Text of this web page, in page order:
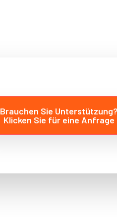
Brauchen Sie Unterstützung?
Klicken Sie für eine Anfrage